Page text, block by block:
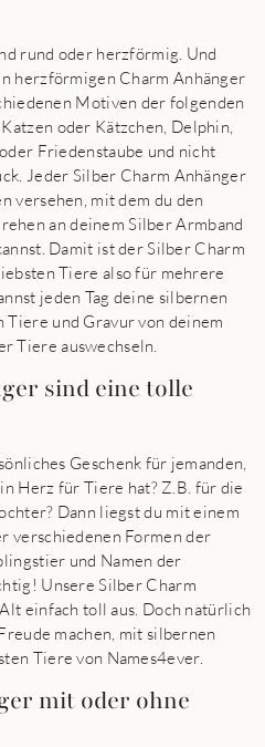
rund oder herzförmig. Und
herzförmigen Charm Anhänger
Motiven der folgenden
oder Kätzchen, Delphin,
Friedenstaube und nicht
Jeder Silber Charm Anhänger
versehen, mit dem du den
an deinem Silber Armband
Damit ist der Silber Charm
Tiere also für mehrere
jeden Tag deine silbernen
Tiere und Gravur von deinem
Tiere auswechseln.
sind eine tolle
Geschenk für jemanden,
Herz für Tiere hat? Z.B. für die
Dann liegst du mit einem
verschiedenen Formen der
und Namen der
Unsere Silber Charm
einfach toll aus. Doch natürlich
machen, mit silbernen
Tiere von Names4ever.
mit oder ohne